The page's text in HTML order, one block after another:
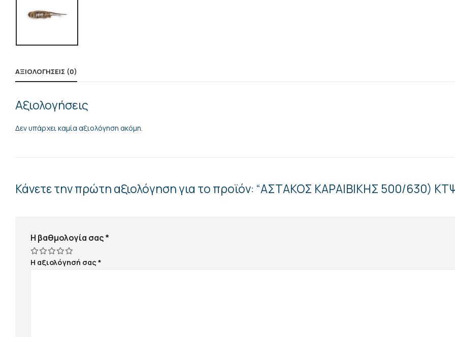
ΑΞΙΟΛΟΓΉΣΕΙΣ (0)
Αξιολογήσεις
Δεν υπάρχει καμία αξιολόγηση ακόμη.
Κάνετε την πρώτη αξιολόγηση για το προϊόν: “ΑΣΤΑΚΟΣ ΚΑΡΑΙΒΙΚΗΣ 500/630)
Η βαθμολογία σας*
Η αξιολόγησή σας*